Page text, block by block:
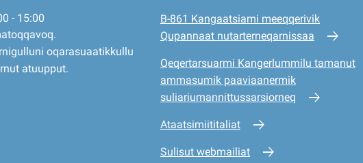
- 15:00
oqarasuaatikkullu
atuupput.
B-861 Kangaatsiami meeqqerivik
Qupannaat nutarterneqarnissaa
Qeqertarsuarmi Kangerlummilu tamanut
ammasumik paaviaanermik
suliariumannittussarsiorneq
Ataatsimiititaliat
Sulisut webmailiat